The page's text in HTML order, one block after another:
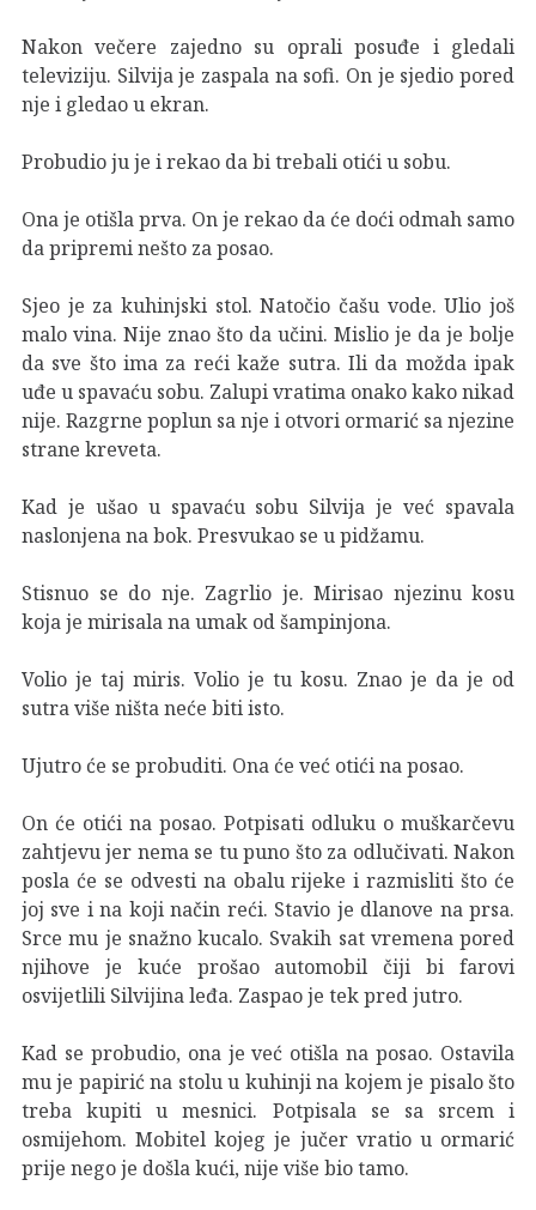
Nakon večere zajedno su oprali posuđe i gledali
televiziju. Silvija je zaspala na sofi. On je sjedio pored
nje i gledao u ekran.
Probudio ju je i rekao da bi trebali otići u sobu.
Ona je otišla prva. On je rekao da će doći odmah samo
da pripremi nešto za posao.
Sjeo je za kuhinjski stol. Natočio čašu vode. Ulio još
malo vina. Nije znao što da učini. Mislio je da je bolje
da sve što ima za reći kaže sutra. Ili da možda ipak
uđe u spavaću sobu. Zalupi vratima onako kako nikad
nije. Razgrne poplun sa nje i otvori ormarić sa njezine
strane kreveta.
Kad je ušao u spavaću sobu Silvija je već spavala
naslonjena na bok. Presvukao se u pidžamu.
Stisnuo se do nje. Zagrlio je. Mirisao njezinu kosu
koja je mirisala na umak od šampinjona.
Volio je taj miris. Volio je tu kosu. Znao je da je od
sutra više ništa neće biti isto.
Ujutro će se probuditi. Ona će već otići na posao.
On će otići na posao. Potpisati odluku o muškarčevu
zahtjevu jer nema se tu puno što za odlučivati. Nakon
posla će se odvesti na obalu rijeke i razmisliti što će
joj sve i na koji način reći. Stavio je dlanove na prsa.
Srce mu je snažno kucalo. Svakih sat vremena pored
njihove je kuće prošao automobil čiji bi farovi
osvijetlili Silvijina leđa. Zaspao je tek pred jutro.
Kad se probudio, ona je već otišla na posao. Ostavila
mu je papirić na stolu u kuhinji na kojem je pisalo što
treba kupiti u mesnici. Potpisala se sa srcem i
osmijehom. Mobitel kojeg je jučer vratio u ormarić
prije nego je došla kući, nije više bio tamo.